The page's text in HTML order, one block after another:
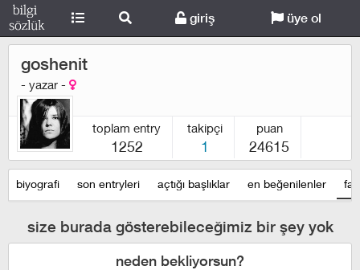
giriş üye ol
goshenit
- yazar -
toplam entry
1252
takipçi
1
puan
24615
biyografi son entryleri açtığı başlıklar en beğenilenler
size burada gösterebileceğimiz bir şey yok
neden bekliyorsun?